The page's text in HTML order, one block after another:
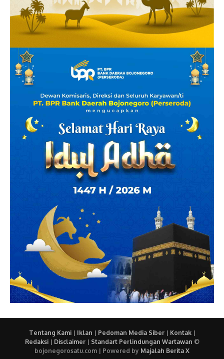
Tentang Kami| Iklan | Pedoman Media Siber| Kontak|
Redaksi| Disclaimer| Standart Perlindungan Wartawan ©
bojonegorosatu.com | Powered by Majalah Berita X